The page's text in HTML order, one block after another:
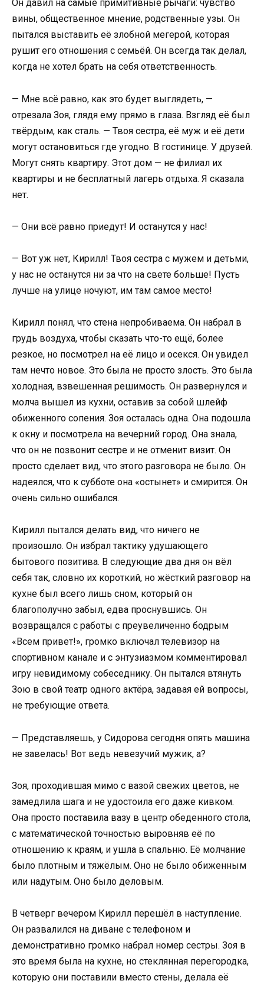
Он давил на самые примитивные рычаги: чувство
вины, общественное мнение, родственные узы. Он
пытался выставить её злобной мегерой, которая
рушит его отношения с семьёй. Он всегда так делал,
когда не хотел брать на себя ответственность.
— Мне всё равно, как это будет выглядеть, —
отрезала Зоя, глядя ему прямо в глаза. Взгляд её был
твёрдым, как сталь. — Твоя сестра, её муж и её дети
могут остановиться где угодно. В гостинице. У друзей.
Могут снять квартиру. Этот дом — не филиал их
квартиры и не бесплатный лагерь отдыха. Я сказала
нет.
— Они всё равно приедут! И останутся у нас!
— Вот уж нет, Кирилл! Твоя сестра с мужем и детьми,
у нас не останутся ни за что на свете больше! Пусть
лучше на улице ночуют, им там самое место!
Кирилл понял, что стена непробиваема. Он набрал в
грудь воздуха, чтобы сказать что-то ещё, более
резкое, но посмотрел на её лицо и осекся. Он увидел
там нечто новое. Это была не просто злость. Это была
холодная, взвешенная решимость. Он развернулся и
молча вышел из кухни, оставив за собой шлейф
обиженного сопения. Зоя осталась одна. Она подошла
к окну и посмотрела на вечерний город. Она знала,
что он не позвонит сестре и не отменит визит. Он
просто сделает вид, что этого разговора не было. Он
надеялся, что к субботе она «остынет» и смирится. Он
очень сильно ошибался.
Кирилл пытался делать вид, что ничего не
произошло. Он избрал тактику удушающего
бытового позитива. В следующие два дня он вёл
себя так, словно их короткий, но жёсткий разговор на
кухне был всего лишь сном, который он
благополучно забыл, едва проснувшись. Он
возвращался с работы с преувеличенно бодрым
«Всем привет!», громко включал телевизор на
спортивном канале и с энтузиазмом комментировал
игру невидимому собеседнику. Он пытался втянуть
Зою в свой театр одного актёра, задавая ей вопросы,
не требующие ответа.
— Представляешь, у Сидорова сегодня опять машина
не завелась! Вот ведь невезучий мужик, а?
Зоя, проходившая мимо с вазой свежих цветов, не
замедлила шага и не удостоила его даже кивком.
Она просто поставила вазу в центр обеденного стола,
с математической точностью выровняв её по
отношению к краям, и ушла в спальню. Её молчание
было плотным и тяжёлым. Оно не было обиженным
или надутым. Оно было деловым.
В четверг вечером Кирилл перешёл в наступление.
Он развалился на диване с телефоном и
демонстративно громко набрал номер сестры. Зоя в
это время была на кухне, но стеклянная перегородка,
которую они поставили вместо стены, делала её